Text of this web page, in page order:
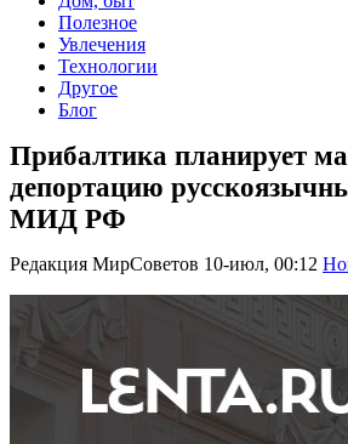
Полезное
Увлечения
Технологии
Другое
Блог
Прибалтика планирует
депортацию
МИД РФ
Редакция МирСоветов 10-июл, 00:12